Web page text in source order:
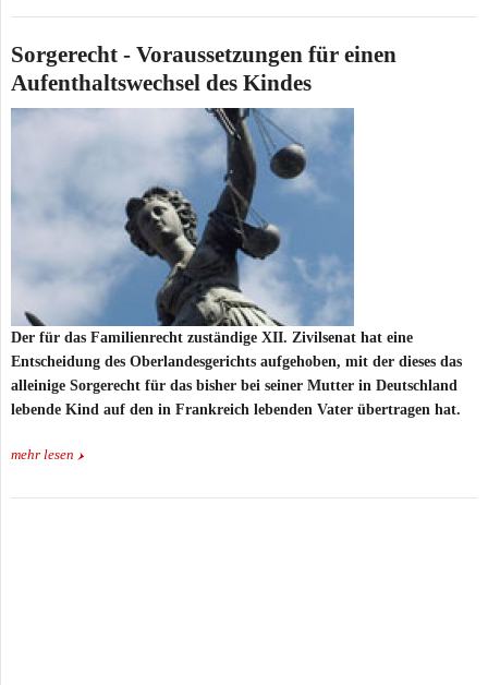
Sorgerecht - Voraussetzungen für einen
Aufenthaltswechsel des Kindes
Der für das Familienrecht zuständige XII. Zivilsenat hat eine
Entscheidung des Oberlandesgerichts aufgehoben, mit der dieses das
alleinige Sorgerecht für das bisher bei seiner Mutter in Deutschland
lebende Kind auf den in Frankreich lebenden Vater übertragen hat.
mehr lesen